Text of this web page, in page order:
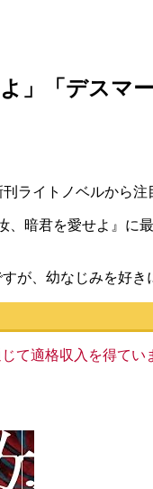
」「デスマ
ライトノベルから注
暗君を愛せよ』に
が、幼なじみを好
て適格収入を得て